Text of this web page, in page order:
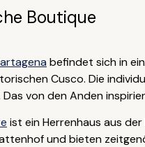
Boutique
befindet sich in
Cusco. Die
Das von den Anden
ist ein Herrenhaus aus
und bieten